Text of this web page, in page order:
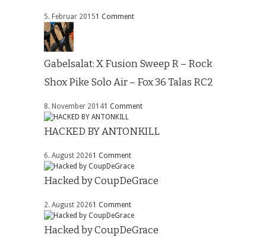
5. Februar 20151 Comment
Gabelsalat: X Fusion Sweep R – Rock
Shox Pike Solo Air – Fox 36 Talas RC2
8. November 20141 Comment
HACKED BY ANTONKILL
6. August 20261 Comment
Hacked by CoupDeGrace
2. August 20261 Comment
Hacked by CoupDeGrace